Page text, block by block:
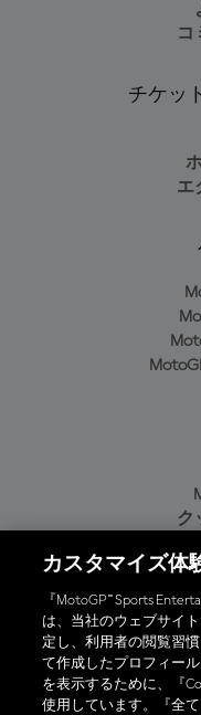
コ
チケッ
エ
ク
プラ
オ
カスタマイズ体
『MotoGP™ Sports
は、当社のウェブサイ
定し、利用者の閲覧習
て作成したプロフィー
を表示するために、『
使用しています。『全